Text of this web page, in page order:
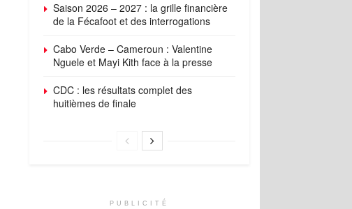
Saison 2026 – 2027 : la grille financière
de la Fécafoot et des interrogations
Cabo Verde – Cameroun : Valentine
Nguele et Mayi Kith face à la presse
CDC : les résultats complet des
huitièmes de finale
PUBLICITÉ